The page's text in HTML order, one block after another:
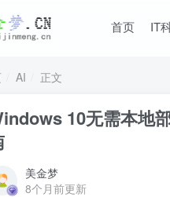
首页 IT
AI 正文
10无需本地
美金梦
8个月前更新